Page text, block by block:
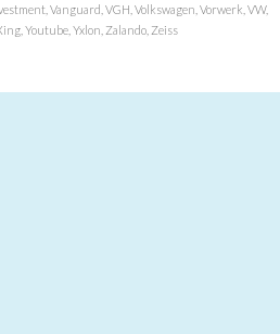
Vanguard, VGH, Volkswagen, Vorwerk, VW,
Youtube, Yxlon, Zalando, Zeiss